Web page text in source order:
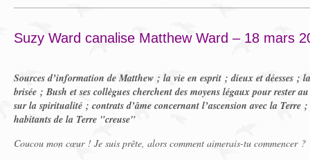
Suzy Ward canalise Matthew Ward – 18 mars
Sources d’information de Matthew ; la vie en esprit ; dieux et déesses ;
brisée ; Bush et ses collègues cherchent des moyens légaux pour rester
sur la spiritualité ; contrats d’âme concernant l’ascension avec la Terre
habitants de la Terre "creuse"
Coucou mon cœur ! Je suis prête, alors comment aimerais-tu commencer ?